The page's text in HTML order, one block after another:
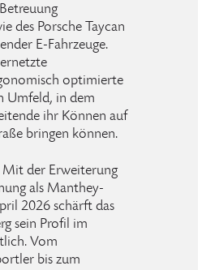
des Porsche Taycan
E-Fahrzeuge.
optimierte
Umfeld, in dem
ihr Können auf
bringen können.
der Erweiterung
als Manthey-
2026 schärft das
sein Profil im
Vom
bis zum